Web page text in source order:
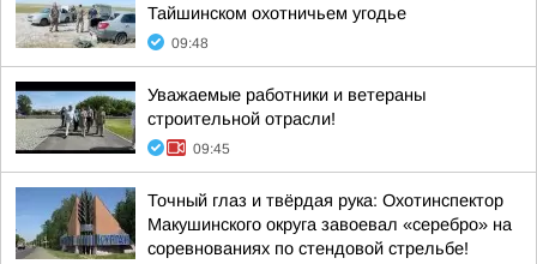
Тайшинском охотничьем угодье
09:48
Уважаемые работники и ветераны
строительной отрасли!
09:45
Точный глаз и твёрдая рука: Охотинспектор
Макушинского округа завоевал «серебро» на
соревнованиях по стендовой стрельбе!